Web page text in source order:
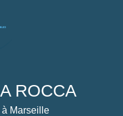
ROCCA
à Marseille